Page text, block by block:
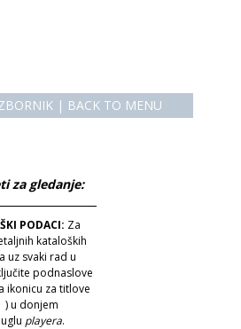
| BACK TO MENU
za gledanje:
PODACI: Za
kataloških
uz svaki rad u
podnaslove
ikonicu za titlove
) u donjem
playera.